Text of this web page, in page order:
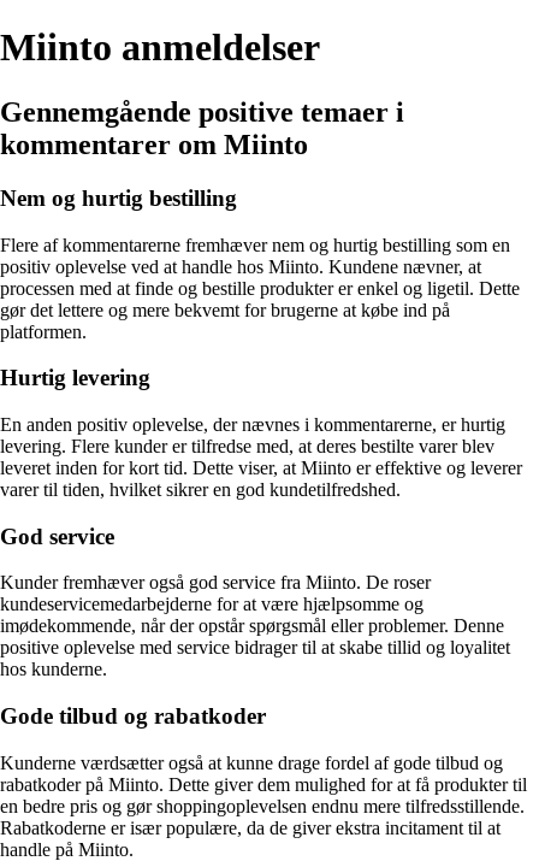
Miinto anmeldelser
Gennemgående positive temaer i
kommentarer om Miinto
Nem og hurtig bestilling
Flere af kommentarerne fremhæver nem og hurtig bestilling som en
positiv oplevelse ved at handle hos Miinto. Kundene nævner, at
processen med at finde og bestille produkter er enkel og ligetil. Dette
gør det lettere og mere bekvemt for brugerne at købe ind på
platformen.
Hurtig levering
En anden positiv oplevelse, der nævnes i kommentarerne, er hurtig
levering. Flere kunder er tilfredse med, at deres bestilte varer blev
leveret inden for kort tid. Dette viser, at Miinto er effektive og leverer
varer til tiden, hvilket sikrer en god kundetilfredshed.
God service
Kunder fremhæver også god service fra Miinto. De roser
kundeservicemedarbejderne for at være hjælpsomme og
imødekommende, når der opstår spørgsmål eller problemer. Denne
positive oplevelse med service bidrager til at skabe tillid og loyalitet
hos kunderne.
Gode tilbud og rabatkoder
Kunderne værdsætter også at kunne drage fordel af gode tilbud og
rabatkoder på Miinto. Dette giver dem mulighed for at få produkter til
en bedre pris og gør shoppingoplevelsen endnu mere tilfredsstillende.
Rabatkoderne er især populære, da de giver ekstra incitament til at
handle på Miinto.